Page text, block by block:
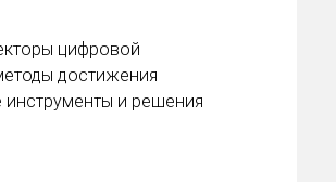
цифровой
достижения
инструменты и решения